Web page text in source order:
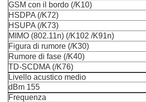
GSM con il bordo (/K10)
HSDPA (/K72)
HSUPA (/K73)
MIMO (802.11n) (/K102 /K91n)
Figura di rumore (/K30)
Rumore di fase (/K40)
TD-SCDMA (/K76)
Livello acustico medio
dBm 155
Frequenza